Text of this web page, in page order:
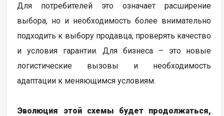
Для потребителей это означает расширение
выбора, но и необходимость более внимательно
подходить к выбору продавца, проверять качество
и условия гарантии. Для бизнеса – это новые
логистические вызовы и необходимость
адаптации к меняющимся условиям.
Эволюция этой схемы будет продолжаться,